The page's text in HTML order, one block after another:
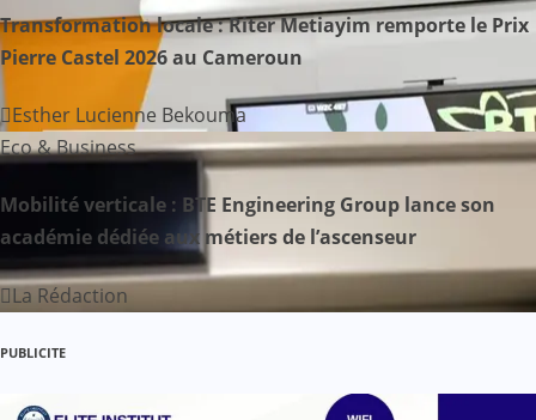
d
e
l
’
a
r
t
Transformation locale : Riter Metiayim remporte le Prix
Pierre Castel 2026 au Cameroun
Esther Lucienne Bekouma
Eco & Business
Mobilité verticale : BTE Engineering Group lance son
académie dédiée aux métiers de l’ascenseur
La Rédaction
PUBLICITE